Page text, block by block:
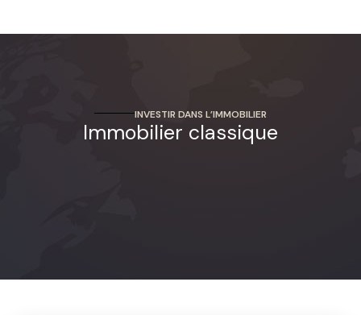
INVESTIR DANS L’IMMOBILIER
Immobilier classique